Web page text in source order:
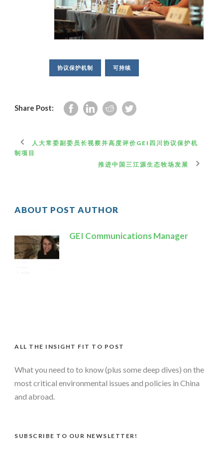
协议保护机制 可持续
Share Post:
人大常委副委员长视察并高度评价GEI四川协议保护机
制项目
推进中国三江源生态牧场发展
ABOUT POST AUTHOR
GEI Communications Manager
ALL THE INSIGHT FIT TO POST
What you need to to know (plus some deep dives) on the
most critical environmental issues and policies in China
and abroad.
SUBSCRIBE TO OUR NEWSLETTER!